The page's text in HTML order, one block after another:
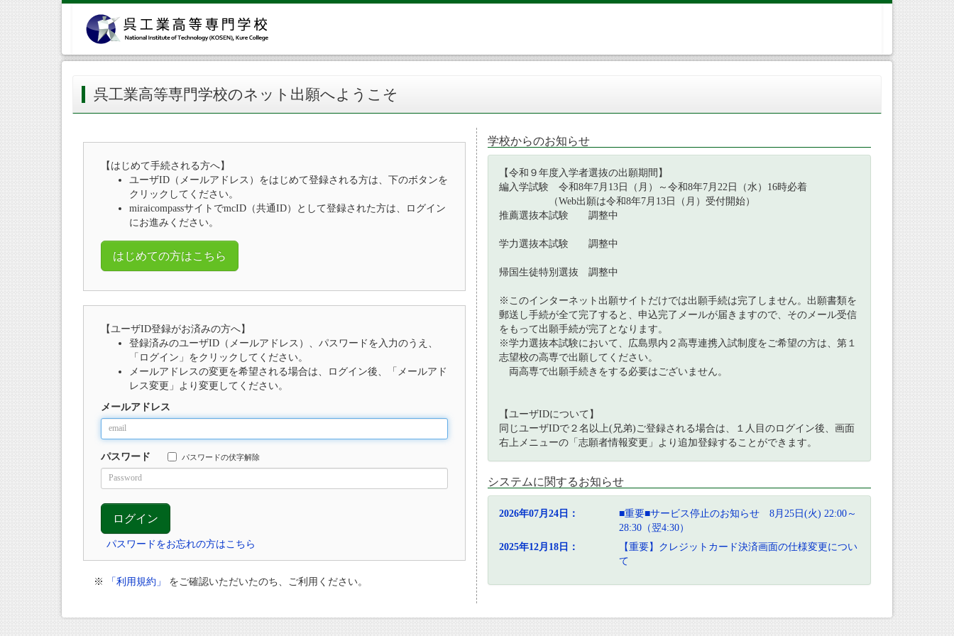
呉工業高等専門学校のネット出願へようこそ
【はじめて手続される方へ】
ユーザID（メールアドレス）をはじめて登録される方は、下のボタンを
クリックしてください。
miraicompassサイトでmcID（共通ID）として登録された方は、ログイン
にお進みください。
はじめての方はこちら
【ユーザID登録がお済みの方へ】
登録済みのユーザID（メールアドレス）、パスワードを入力のうえ、
「ログイン」をクリックしてください。
メールアドレスの変更を希望される場合は、ログイン後、「メールアド
レス変更」より変更してください。
メールアドレス
パスワード パスワードの伏字解除
パスワードをお忘れの方はこちら
※ 「利用規約」 をご確認いただいたのち、ご利用ください。
学校からのお知らせ
【令和９年度入学者選抜の出願期間】
編入学試験 令和8年7月13日（月）～令和8年7月22日（水）16時必着
（Web出願は令和8年7月13日（月）受付開始）
推薦選抜本試験 調整中
学力選抜本試験 調整中
帰国生徒特別選抜 調整中
※このインターネット出願サイトだけでは出願手続は完了しません。出願書類を
郵送し手続が全て完了すると、申込完了メールが届きますので、そのメール受信
をもって出願手続が完了となります。
※学力選抜本試験において、広島県内２高専連携入試制度をご希望の方は、第１
志望校の高専で出願してください。
両高専で出願手続きをする必要はございません。
【ユーザIDについて】
同じユーザIDで２名以上(兄弟)ご登録される場合は、１人目のログイン後、画面
右上メニューの「志願者情報変更」より追加登録することができます。
システムに関するお知らせ
2026年07月24日：
■重要■サービス停止のお知らせ 8月25日(火) 22:00～
28:30（翌4:30）
2025年12月18日：
【重要】クレジットカード決済画面の仕様変更につい
て